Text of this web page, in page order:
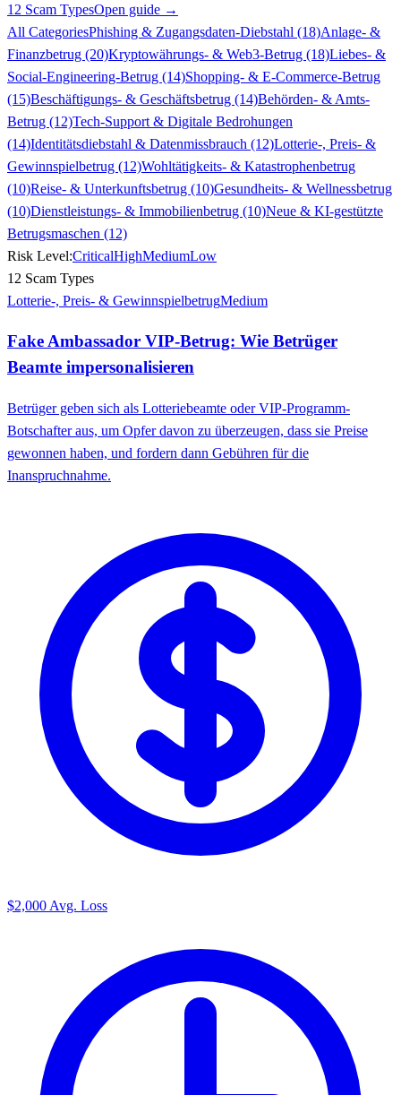
12 Scam TypesOpen guide →
All CategoriesPhishing & Zugangsdaten-Diebstahl (18)Anlage- &
Finanzbetrug (20)Kryptowährungs- & Web3-Betrug (18)Liebes- &
Social-Engineering-Betrug (14)Shopping- & E-Commerce-Betrug
(15)Beschäftigungs- & Geschäftsbetrug (14)Behörden- & Amts-
Betrug (12)Tech-Support & Digitale Bedrohungen
(14)Identitätsdiebstahl & Datenmissbrauch (12)Lotterie-, Preis- &
Gewinnspielbetrug (12)Wohltätigkeits- & Katastrophenbetrug
(10)Reise- & Unterkunftsbetrug (10)Gesundheits- & Wellnessbetrug
(10)Dienstleistungs- & Immobilienbetrug (10)Neue & KI-gestützte
Betrugsmaschen (12)
Risk Level:CriticalHighMediumLow
12 Scam Types
Lotterie-, Preis- & GewinnspielbetrugMedium
Fake Ambassador VIP-Betrug: Wie Betrüger
Beamte impersonalisieren
Betrüger geben sich als Lotteriebeamte oder VIP-Programm-
Botschafter aus, um Opfer davon zu überzeugen, dass sie Preise
gewonnen haben, und fordern dann Gebühren für die
Inanspruchnahme.
$2,000 Avg. Loss